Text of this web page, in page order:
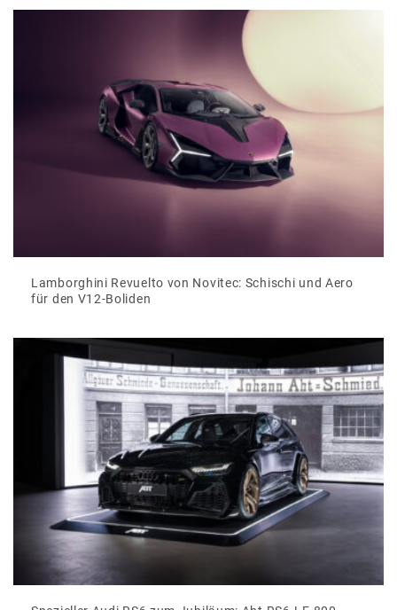
Lamborghini Revuelto von Novitec: Schischi und Aero
für den V12-Boliden